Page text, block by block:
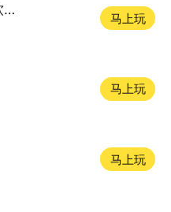
小小驯龙师游戏软件V1.0
马上玩
马上玩
马上玩